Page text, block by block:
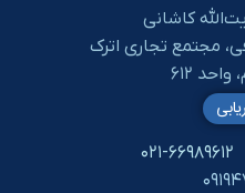
کاشانی
مجتمع تجاری اترک
۶۱۲
۰۲۱-۶۶۹۸۹۶۱۲